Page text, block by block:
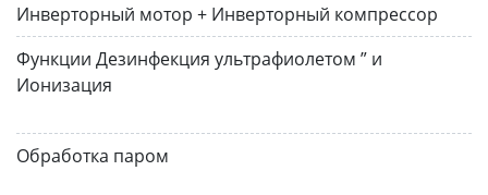
Инверторный мотор + Инверторный компрессор
Функции Дезинфекция ультрафиолетом ” и
Ионизация
Обработка паром